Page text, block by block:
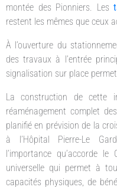
montée des Pionniers. Les
restent les mêmes que ceux
À l’ouverture du
des travaux à l’entrée
signalisation sur place
La construction de cette
réaménagement complet
planifié en prévision de la
à l’Hôpital Pierre-Le
l’importance qu’accorde le
universelle qui permet à
capacités physiques, de